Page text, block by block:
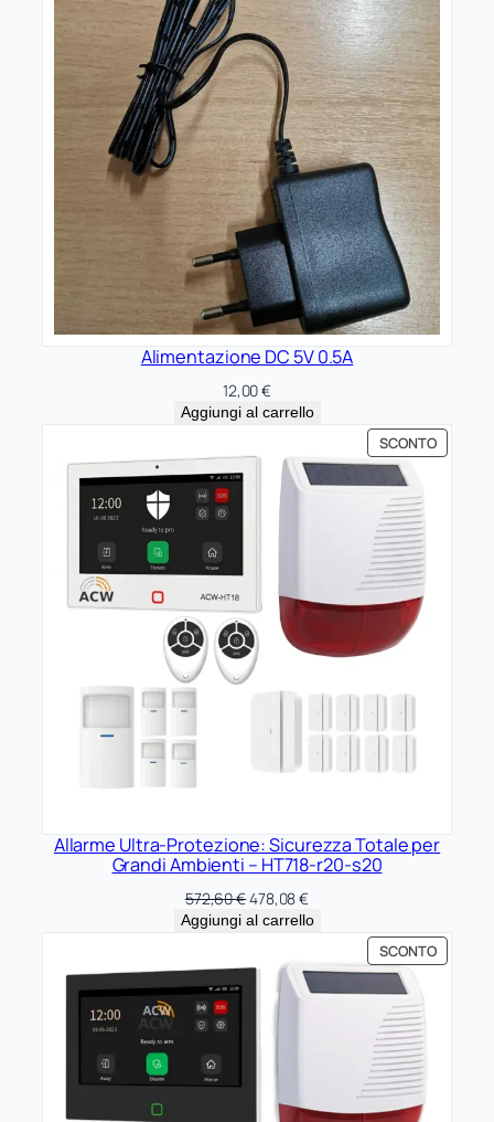
Alimentazione DC 5V 0.5A
12,00€
Aggiungi al carrello
SCONTO
IN
Allarme Ultra-Protezione: Sicurezza Totale per
Grandi Ambienti – HT718-r20-s20
572,60€Il
prezzo
572,60 €.
478,08€Il
prezzo
478,08 €.
Aggiungi al carrello
SCONTO
IN